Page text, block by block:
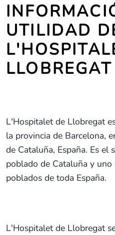
UTILIDAD
LLOBREGAT
L'Hospitalet de Llobregat
la provincia de Barcelona,
de Cataluña, España. Es el
poblado de Cataluña y
poblados de toda España.
L'Hospitalet de Llobregat